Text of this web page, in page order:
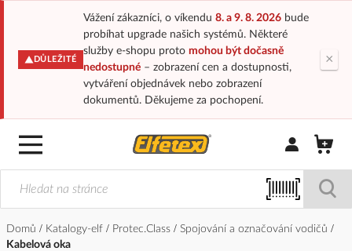
DŮLEŽITÉ
Vážení zákazníci, o víkendu 8. a 9. 8. 2026bude
probíhat upgrade našich systémů. Některé
služby e-shopu proto mohou být dočasně
nedostupné– zobrazení cen a dostupnosti,
vytváření objednávek nebo zobrazení
dokumentů. Děkujeme za pochopení.
×
Přihlásit/
Domů Katalogy-elf Protec.Class
Spojování a označování vodičů
Kabelová oka